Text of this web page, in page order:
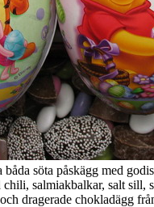
båda söta påskägg med
chili, salmiakbalkar, salt sill,
dragerade chokladägg